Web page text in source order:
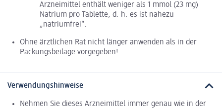
Arzneimittel enthält weniger als 1 mmol (23 mg)
Natrium pro Tablette, d. h. es ist nahezu
„natriumfrei“.
Ohne ärztlichen Rat nicht länger anwenden als in der
Packungsbeilage vorgegeben!
Verwendungshinweise
Nehmen Sie dieses Arzneimittel immer genau wie in der